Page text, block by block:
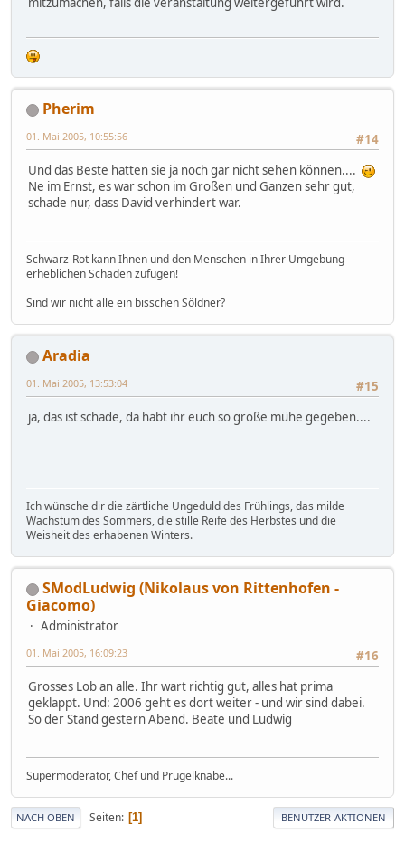
Pherim
#14
01. Mai 2005, 10:55:56
Und das Beste hatten sie ja noch gar nicht sehen können....
Ne im Ernst, es war schon im Großen und Ganzen sehr gut,
schade nur, dass David verhindert war.
Schwarz-Rot kann Ihnen und den Menschen in Ihrer Umgebung
erheblichen Schaden zufügen!
Sind wir nicht alle ein bisschen Söldner?
Aradia
#15
01. Mai 2005, 13:53:04
ja, das ist schade, da habt ihr euch so große mühe gegeben....
Ich wünsche dir die zärtliche Ungeduld des Frühlings, das milde
Wachstum des Sommers, die stille Reife des Herbstes und die
Weisheit des erhabenen Winters.
SModLudwig (Nikolaus von Rittenhofen -
Giacomo)
Administrator
#16
01. Mai 2005, 16:09:23
Grosses Lob an alle. Ihr wart richtig gut, alles hat prima
geklappt. Und: 2006 geht es dort weiter - und wir sind dabei.
So der Stand gestern Abend. Beate und Ludwig
Supermoderator, Chef und Prügelknabe...
NACH OBEN Seiten 1 BENUTZER-AKTIONEN